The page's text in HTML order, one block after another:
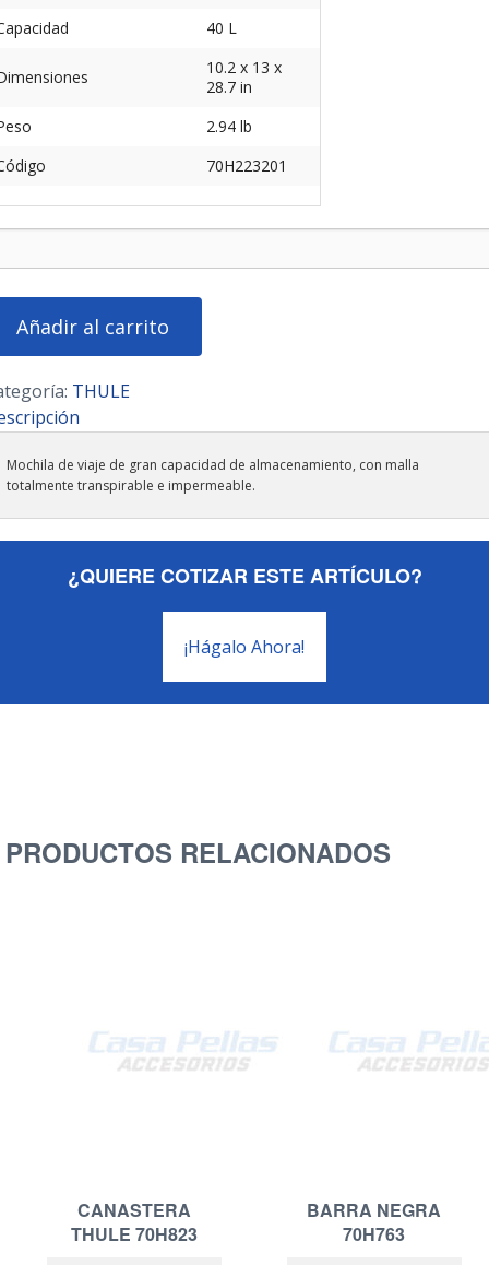
40 L
10.2 x 13 x
28.7 in
2.94 lb
70H223201
Añadir al carrito
THULE
Mochila de viaje de gran capacidad de almacenamiento, con malla
totalmente transpirable e impermeable.
¿QUIERE COTIZAR ESTE ARTÍCULO?
¡Hágalo Ahora!
PRODUCTOS RELACIONADOS
CANASTERA
THULE 70H823
BARRA NEGRA
70H763